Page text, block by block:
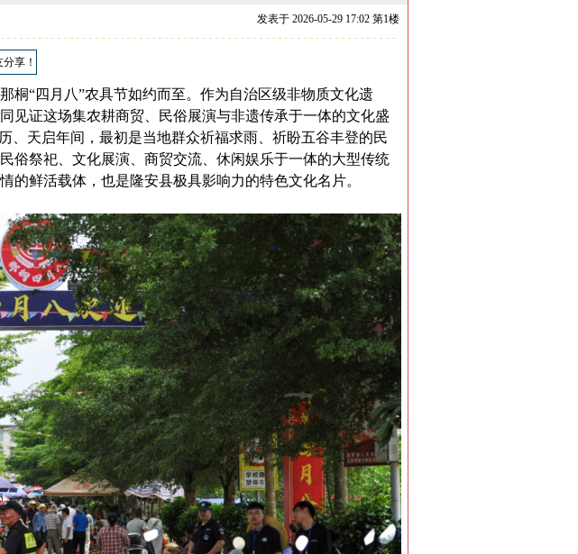
发表于 2026-05-29 17:02 第1楼
享！
桐“四月八”农具节如约而至。作为自治区级非物质文化遗
见证这场集农耕商贸、民俗展演与非遗传承于一体的文化盛
、天启年间，最初是当地群众祈福求雨、祈盼五谷丰登的民
俗祭祀、文化展演、商贸交流、休闲娱乐于一体的大型传统
的鲜活载体，也是隆安县极具影响力的特色文化名片。